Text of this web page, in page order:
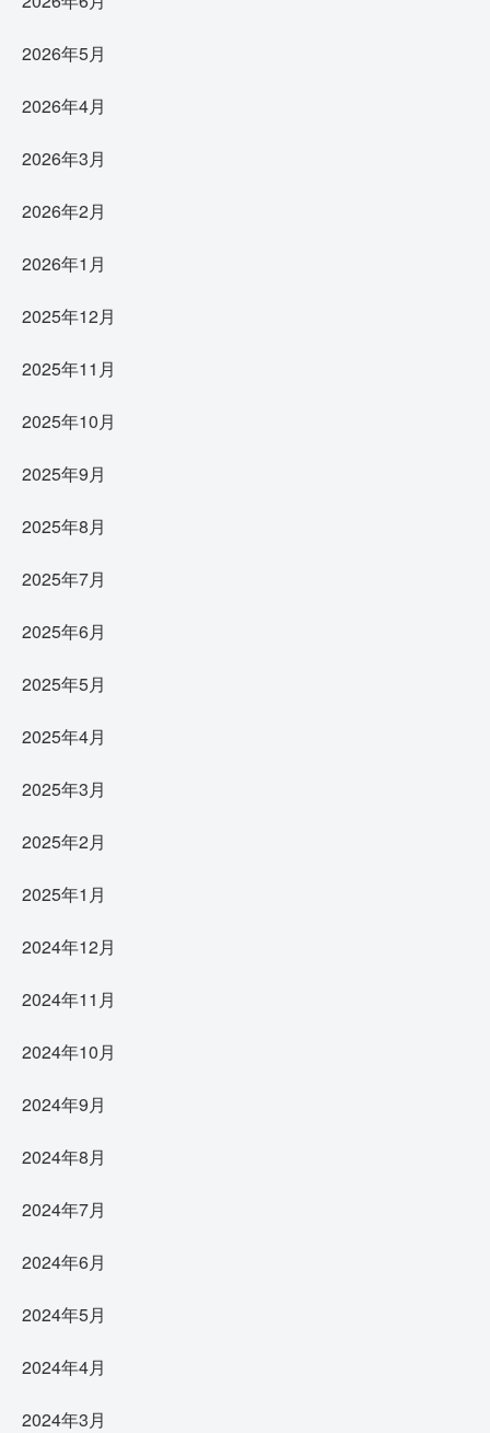
2026年5月
2026年4月
2026年3月
2026年2月
2026年1月
2025年12月
2025年11月
2025年10月
2025年9月
2025年8月
2025年7月
2025年6月
2025年5月
2025年4月
2025年3月
2025年2月
2025年1月
2024年12月
2024年11月
2024年10月
2024年9月
2024年8月
2024年7月
2024年6月
2024年5月
2024年4月
2024年3月